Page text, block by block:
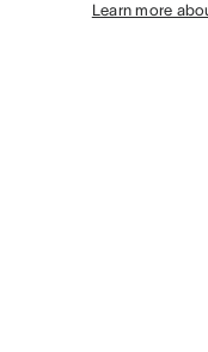
Learn more